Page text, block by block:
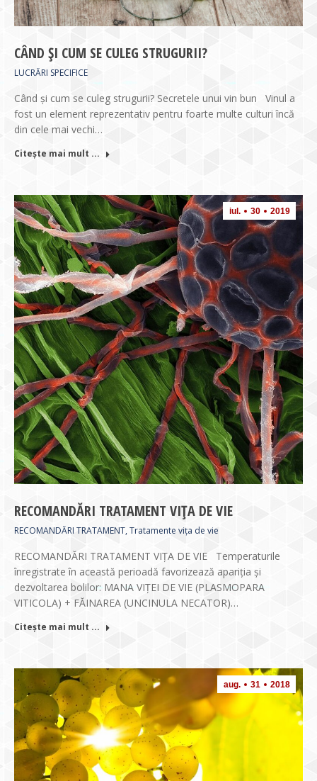
CÂND ȘI CUM SE CULEG STRUGURII?
LUCRĂRI SPECIFICE
Când și cum se culeg strugurii? Secretele unui vin bun Vinul a
fost un element reprezentativ pentru foarte multe culturi încă
din cele mai vechi…
Citește mai mult ...
iul. 30 2019
RECOMANDĂRI TRATAMENT VIŢA DE VIE
RECOMANDĂRI TRATAMENT,Tratamente vița de vie
RECOMANDĂRI TRATAMENT VIŢA DE VIE Temperaturile
înregistrate în această perioadă favorizează apariția și
dezvoltarea bolilor: MANA VIŢEI DE VIE (PLASMOPARA
VITICOLA) + FĂINAREA (UNCINULA NECATOR)…
Citește mai mult ...
aug. 31 2018